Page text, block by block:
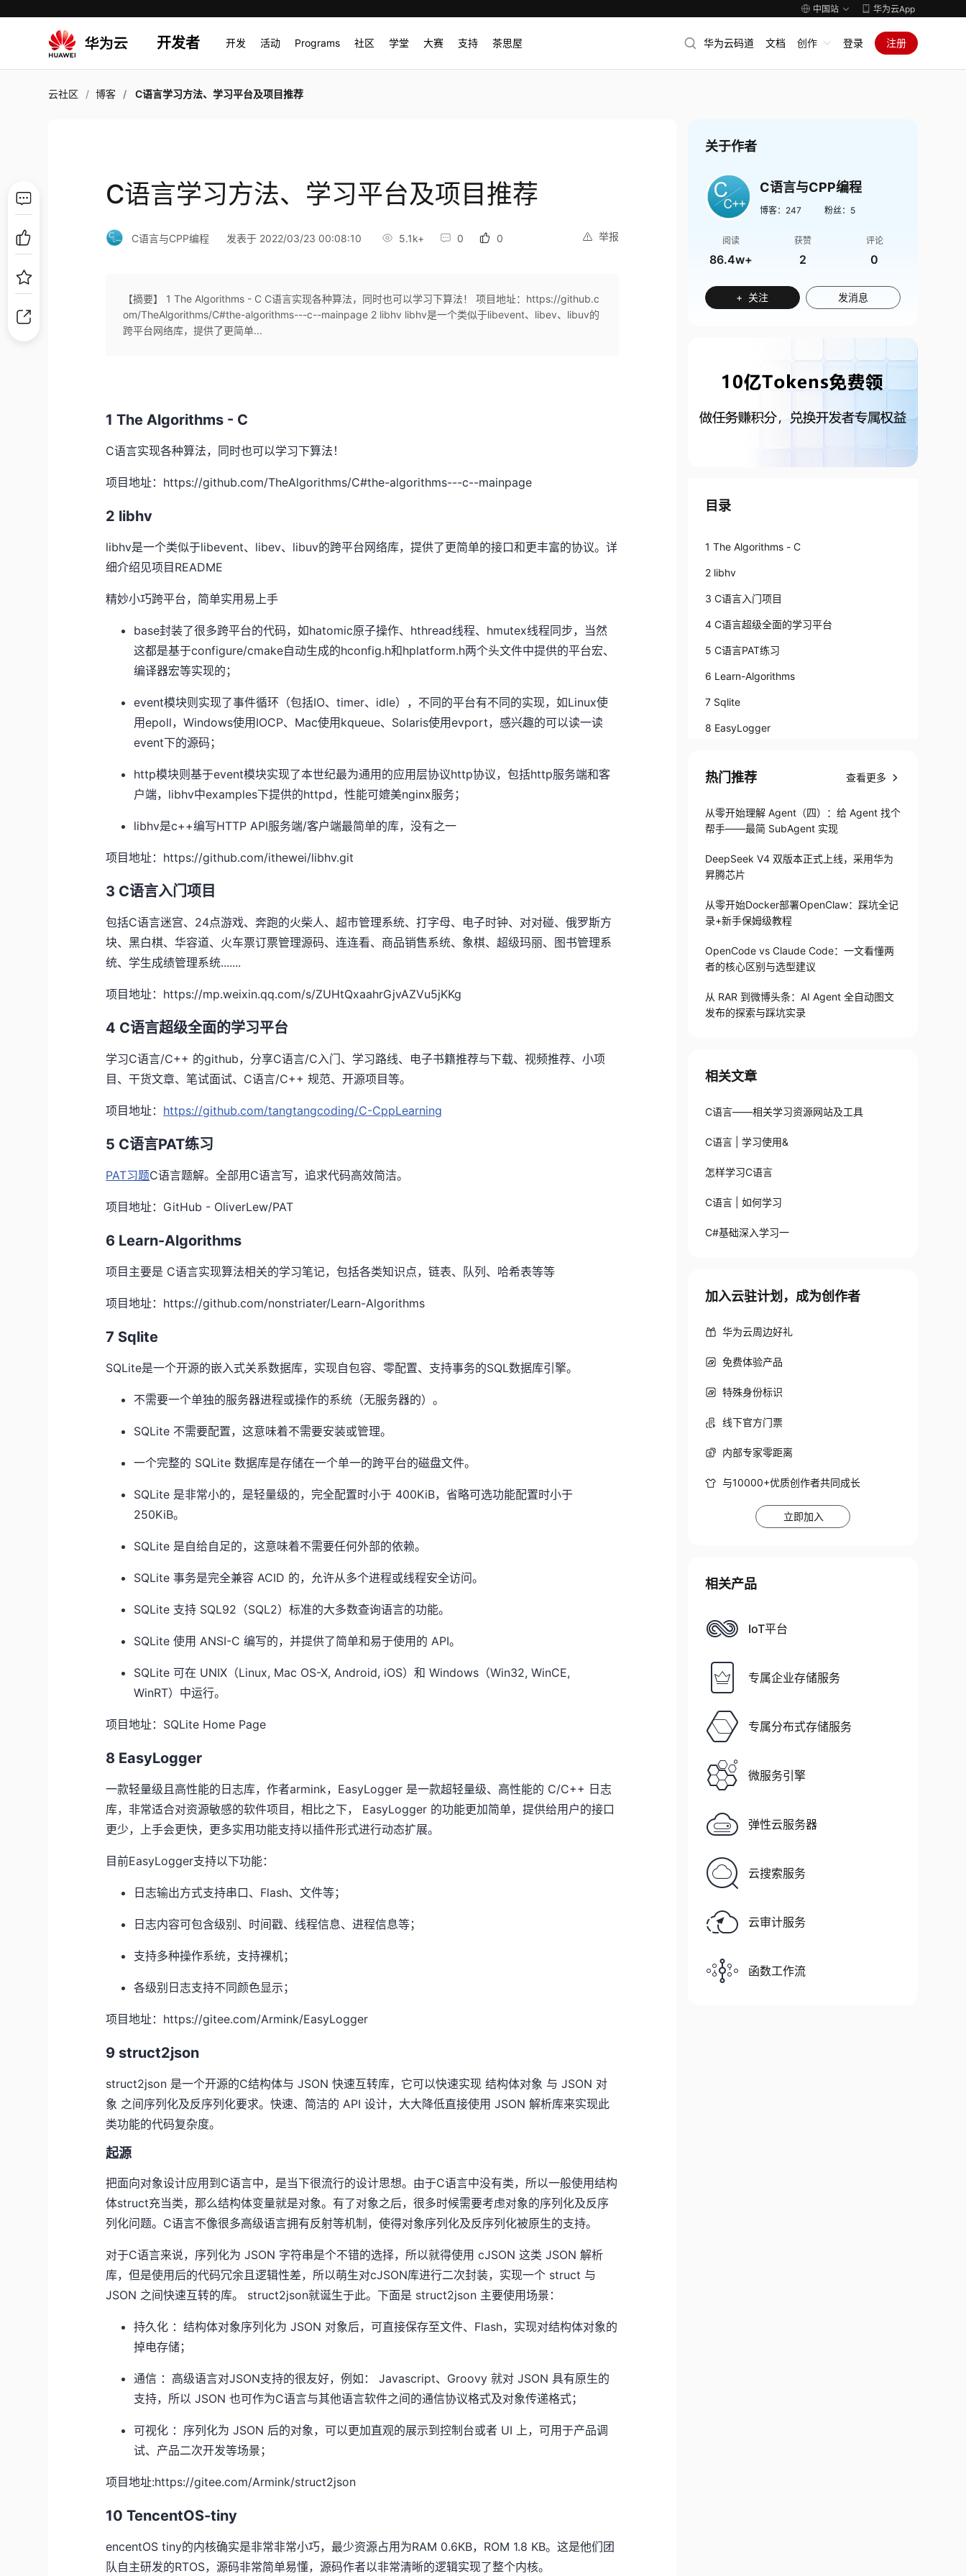
中国站 华为云App
开发者 开发 活动 Programs 社区 学堂 大赛 支持 茶思屋 华为云码道 文档 创作 登录 注册
云社区 博客 C语言学习方法、学习平台及项目推荐
C语言学习方法、学习平台及项目推荐
举报
C语言与CPP编程 发表于 2022/03/23 00:08:10 5.1k+ 0 0
【摘要】 1 The Algorithms - C C语言实现各种算法，同时也可以学习下算法！ 项目地址：https://github.c
om/TheAlgorithms/C#the-algorithms---c--mainpage 2 libhv libhv是一个类似于libevent、libev、libuv的
跨平台网络库，提供了更简单...
1 The Algorithms - C
C语言实现各种算法，同时也可以学习下算法！
项目地址：https://github.com/TheAlgorithms/C#the-algorithms---c--mainpage
2 libhv
libhv是一个类似于libevent、libev、libuv的跨平台网络库，提供了更简单的接口和更丰富的协议。详
细介绍见项目README
精妙小巧跨平台，简单实用易上手
base封装了很多跨平台的代码，如hatomic原子操作、hthread线程、hmutex线程同步，当然
这都是基于configure/cmake自动生成的hconfig.h和hplatform.h两个头文件中提供的平台宏、
编译器宏等实现的；
event模块则实现了事件循环（包括IO、timer、idle），不同的平台有不同的实现，如Linux使
用epoll，Windows使用IOCP、Mac使用kqueue、Solaris使用evport，感兴趣的可以读一读
event下的源码；
http模块则基于event模块实现了本世纪最为通用的应用层协议http协议，包括http服务端和客
户端，libhv中examples下提供的httpd，性能可媲美nginx服务；
libhv是c++编写HTTP API服务端/客户端最简单的库，没有之一
项目地址：https://github.com/ithewei/libhv.git
3 C语言入门项目
包括C语言迷宫、24点游戏、奔跑的火柴人、超市管理系统、打字母、电子时钟、对对碰、俄罗斯方
块、黑白棋、华容道、火车票订票管理源码、连连看、商品销售系统、象棋、超级玛丽、图书管理系
统、学生成绩管理系统.......
项目地址：https://mp.weixin.qq.com/s/ZUHtQxaahrGjvAZVu5jKKg
4 C语言超级全面的学习平台
学习C语言/C++ 的github，分享C语言/C入门、学习路线、电子书籍推荐与下载、视频推荐、小项
目、干货文章、笔试面试、C语言/C++ 规范、开源项目等。
项目地址： https://github.com/tangtangcoding/C-CppLearning
5 C语言PAT练习
PAT习题C语言题解。全部用C语言写，追求代码高效简洁。
项目地址：GitHub - OliverLew/PAT
6 Learn-Algorithms
项目主要是 C语言实现算法相关的学习笔记，包括各类知识点，链表、队列、哈希表等等
项目地址：https://github.com/nonstriater/Learn-Algorithms
7 Sqlite
SQLite是一个开源的嵌入式关系数据库，实现自包容、零配置、支持事务的SQL数据库引擎。
不需要一个单独的服务器进程或操作的系统（无服务器的）。
SQLite 不需要配置，这意味着不需要安装或管理。
一个完整的 SQLite 数据库是存储在一个单一的跨平台的磁盘文件。
SQLite 是非常小的，是轻量级的，完全配置时小于 400KiB，省略可选功能配置时小于
250KiB。
SQLite 是自给自足的，这意味着不需要任何外部的依赖。
SQLite 事务是完全兼容 ACID 的，允许从多个进程或线程安全访问。
SQLite 支持 SQL92（SQL2）标准的大多数查询语言的功能。
SQLite 使用 ANSI-C 编写的，并提供了简单和易于使用的 API。
SQLite 可在 UNIX（Linux, Mac OS-X, Android, iOS）和 Windows（Win32, WinCE,
WinRT）中运行。
项目地址：SQLite Home Page
8 EasyLogger
一款轻量级且高性能的日志库，作者armink，EasyLogger 是一款超轻量级、高性能的 C/C++ 日志
库，非常适合对资源敏感的软件项目，相比之下， EasyLogger 的功能更加简单，提供给用户的接口
更少，上手会更快，更多实用功能支持以插件形式进行动态扩展。
目前EasyLogger支持以下功能：
日志输出方式支持串口、Flash、文件等；
日志内容可包含级别、时间戳、线程信息、进程信息等；
支持多种操作系统，支持裸机；
各级别日志支持不同颜色显示；
项目地址：https://gitee.com/Armink/EasyLogger
9 struct2json
struct2json 是一个开源的C结构体与 JSON 快速互转库，它可以快速实现 结构体对象 与 JSON 对
象 之间序列化及反序列化要求。快速、简洁的 API 设计，大大降低直接使用 JSON 解析库来实现此
类功能的代码复杂度。
起源
把面向对象设计应用到C语言中，是当下很流行的设计思想。由于C语言中没有类，所以一般使用结构
体struct充当类，那么结构体变量就是对象。有了对象之后，很多时候需要考虑对象的序列化及反序
列化问题。C语言不像很多高级语言拥有反射等机制，使得对象序列化及反序列化被原生的支持。
对于C语言来说，序列化为 JSON 字符串是个不错的选择，所以就得使用 cJSON 这类 JSON 解析
库，但是使用后的代码冗余且逻辑性差，所以萌生对cJSON库进行二次封装，实现一个 struct 与
JSON 之间快速互转的库。 struct2json就诞生于此。下面是 struct2json 主要使用场景：
持久化 ：结构体对象序列化为 JSON 对象后，可直接保存至文件、Flash，实现对结构体对象的
掉电存储；
通信 ：高级语言对JSON支持的很友好，例如： Javascript、Groovy 就对 JSON 具有原生的
支持，所以 JSON 也可作为C语言与其他语言软件之间的通信协议格式及对象传递格式；
可视化 ：序列化为 JSON 后的对象，可以更加直观的展示到控制台或者 UI 上，可用于产品调
试、产品二次开发等场景；
项目地址:https://gitee.com/Armink/struct2json
10 TencentOS-tiny
encentOS tiny的内核确实是非常非常小巧，最少资源占用为RAM 0.6KB，ROM 1.8 KB。这是他们团
队自主研发的RTOS，源码非常简单易懂，源码作者以非常清晰的逻辑实现了整个内核。
关于作者
C语言与CPP编程
博客： 247 粉丝： 5
阅读
86.4w+
获赞
2
评论
0
+ 关注 发消息
目录
1 The Algorithms - C
2 libhv
3 C语言入门项目
4 C语言超级全面的学习平台
5 C语言PAT练习
6 Learn-Algorithms
7 Sqlite
8 EasyLogger
10 TencentOS-tiny
11 ffmpeg
12 Lua
13 cJSON
14 CMockery
热门推荐 查看更多
从零开始理解 Agent（四）：给 Agent 找个
帮手——最简 SubAgent 实现
DeepSeek V4 双版本正式上线，采用华为
昇腾芯片
从零开始Docker部署OpenClaw：踩坑全记
录+新手保姆级教程
OpenCode vs Claude Code：一文看懂两
者的核心区别与选型建议
从 RAR 到微博头条：AI Agent 全自动图文
发布的探索与踩坑实录
相关文章
C语言——相关学习资源网站及工具
C语言 | 学习使用&
怎样学习C语言
C语言 | 如何学习
C#基础深入学习一
加入云驻计划，成为创作者
华为云周边好礼
免费体验产品
特殊身份标识
线下官方门票
内部专家零距离
与10000+优质创作者共同成长
立即加入
相关产品
IoT平台
专属企业存储服务
专属分布式存储服务
微服务引擎
弹性云服务器
云搜索服务
云审计服务
函数工作流